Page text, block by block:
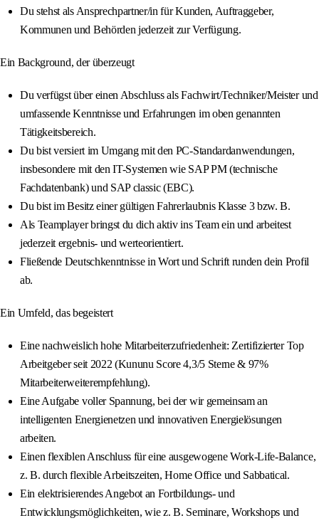
Du stehst als Ansprechpartner/in für Kunden, Auftraggeber,
Kommunen und Behörden jederzeit zur Verfügung.
Ein Background, der überzeugt
Du verfügst über einen Abschluss als Fachwirt/Techniker/Meister und
umfassende Kenntnisse und Erfahrungen im oben genannten
Tätigkeitsbereich.
Du bist versiert im Umgang mit den PC-Standardanwendungen,
insbesondere mit den IT-Systemen wie SAP PM (technische
Fachdatenbank) und SAP classic (EBC).
Du bist im Besitz einer gültigen Fahrerlaubnis Klasse 3 bzw. B.
Als Teamplayer bringst du dich aktiv ins Team ein und arbeitest
jederzeit ergebnis- und werteorientiert.
Fließende Deutschkenntnisse in Wort und Schrift runden dein Profil
ab.
Ein Umfeld, das begeistert
Eine nachweislich hohe Mitarbeiterzufriedenheit: Zertifizierter Top
Arbeitgeber seit 2022 (Kununu Score 4,3/5 Sterne & 97%
Mitarbeiterweiterempfehlung).
Eine Aufgabe voller Spannung, bei der wir gemeinsam an
intelligenten Energienetzen und innovativen Energielösungen
arbeiten.
Einen flexiblen Anschluss für eine ausgewogene Work-Life-Balance,
z. B. durch flexible Arbeitszeiten, Home Office und Sabbatical.
Ein elektrisierendes Angebot an Fortbildungs- und
Entwicklungsmöglichkeiten, wie z. B. Seminare, Workshops und